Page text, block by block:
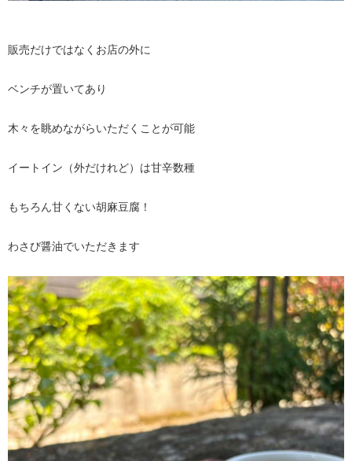
販売だけではなくお店の外に
ベンチが置いてあり
木々を眺めながらいただくことが可能
イートイン（外だけれど）は甘辛数種
もちろん甘くない胡麻豆腐！
わさび醤油でいただきます